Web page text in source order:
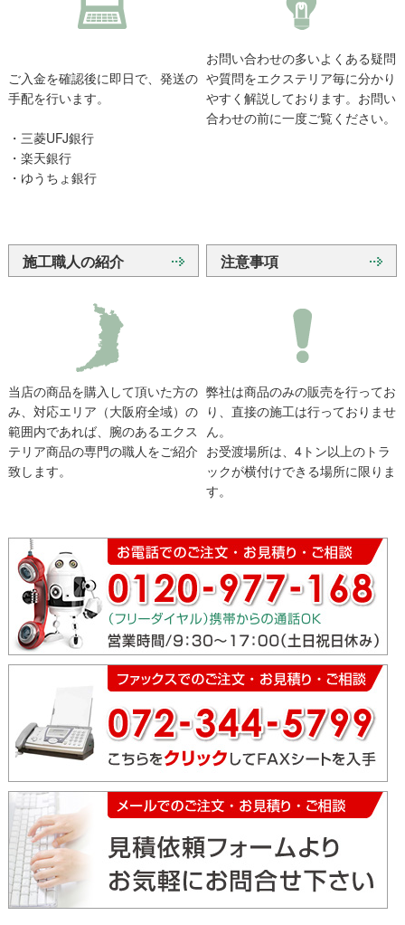
ご入金を確認後に即日で、発送の
手配を行います。
・三菱UFJ銀行
・楽天銀行
・ゆうちょ銀行
お問い合わせの多いよくある疑問
や質問をエクステリア毎に分かり
やすく解説しております。お問い
合わせの前に一度ご覧ください。
施工職人の紹介
当店の商品を購入して頂いた方の
み、対応エリア（大阪府全域）の
範囲内であれば、腕のあるエクス
テリア商品の専門の職人をご紹介
致します。
注意事項
弊社は商品のみの販売を行ってお
り、直接の施工は行っておりませ
ん。
お受渡場所は、4トン以上のトラ
ックが横付けできる場所に限りま
す。